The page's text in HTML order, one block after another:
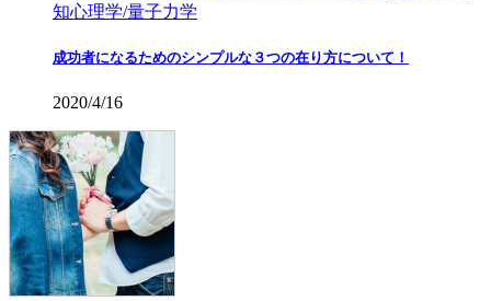
知心理学/量子力学
成功者になるためのシンプルな３つの在り方について！
2020/4/16